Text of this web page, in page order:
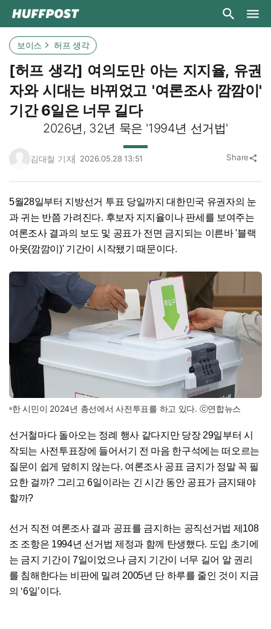
보이스 허프 생각
[허프 생각] 여의도만 아는 지지율, 유권
자와 시대는 바뀌었고 '여론조사 깜깜이'
기간 6일은 너무 길다
2026년, 32년 묵은 '1994년 선거법'
김대철 기자 2026.05.28 13:51 Share share
5월28일부터 지방선거 투표 당일까지 대한민국 유권자의 눈
과 귀는 반쯤 가려진다. 후보자 지지율이나 판세를 보여주는
여론조사 결과의 보도 및 공표가 전면 금지되는 이른바 '블랙
아웃(깜깜이)' 기간이 시작됐기 때문이다.
한 시민이 2024년 총선에서 사전투표를 하고 있다. ⓒ연합뉴스
선거철마다 돌아오는 정례 행사 같다지만 당장 29일부터 시
작되는 사전투표장에 들어서기 전 마음 한구석에는 떠오르는
질문이 쉽게 덮히지 않는다. 여론조사 공표 금지가 정말 꼭 필
요한 걸까? 그리고 6일이라는 긴 시간 동안 공표가 금지돼야
할까?
선거 직전 여론조사 결과 공표를 금지하는 공직선거법 제108
조 조항은 1994년 선거법 제정과 함께 탄생했다. 도입 초기에
는 금지 기간이 7일이었으나 금지 기간이 너무 길어 알 권리
를 침해한다는 비판에 밀려 2005년 단 하루를 줄인 것이 지금
의 ‘6일’이다.